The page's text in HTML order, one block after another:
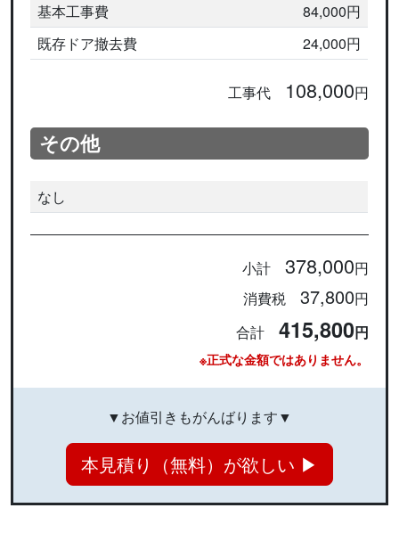
基本工事費
84,000円
既存ドア撤去費
24,000円
工事代 108,000円
その他
なし
小計 378,000円
消費税 37,800円
合計 415,800円
※正式な金額ではありません。
▼お値引きもがんばります▼
本見積り（無料）が欲しい ▶